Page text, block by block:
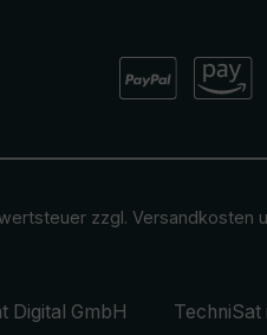
zzgl. Versandkosten
Digital GmbH TechniSat